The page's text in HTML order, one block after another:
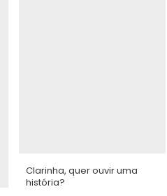
Clarinha, quer ouvir uma
história?